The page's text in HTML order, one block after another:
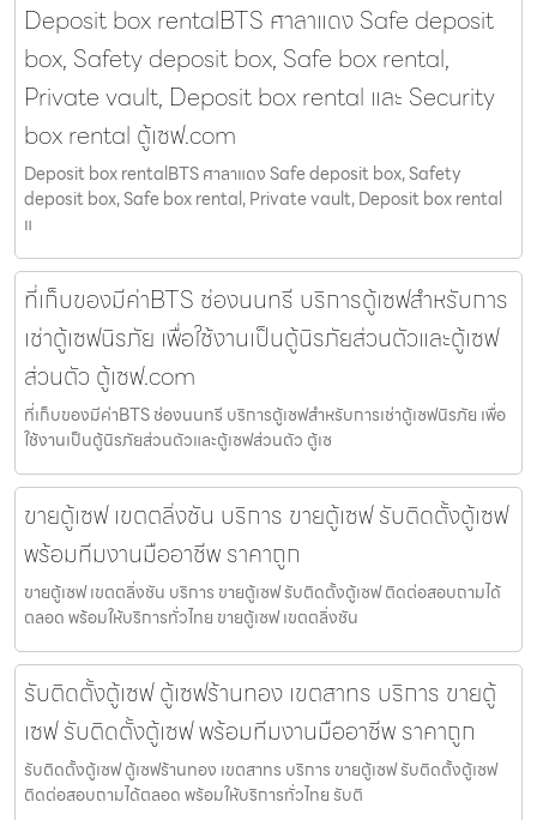
Deposit box rentalBTS ศาลาแดง Safe deposit
box, Safety deposit box, Safe box rental,
Private vault, Deposit box rental และ Security
box rental ตู้เซฟ.com
Deposit box rentalBTS ศาลาแดง Safe deposit box, Safety
deposit box, Safe box rental, Private vault, Deposit box rental
แ
ที่เก็บของมีค่าBTS ช่องนนทรี บริการตู้เซฟสำหรับการ
เช่าตู้เซฟนิรภัย เพื่อใช้งานเป็นตู้นิรภัยส่วนตัวและตู้เซฟ
ส่วนตัว ตู้เซฟ.com
ที่เก็บของมีค่าBTS ช่องนนทรี บริการตู้เซฟสำหรับการเช่าตู้เซฟนิรภัย เพื่อ
ใช้งานเป็นตู้นิรภัยส่วนตัวและตู้เซฟส่วนตัว ตู้เซ
ขายตู้เซฟ เขตตลิ่งชัน บริการ ขายตู้เซฟ รับติดตั้งตู้เซฟ
พร้อมทีมงานมืออาชีพ ราคาถูก
ขายตู้เซฟ เขตตลิ่งชัน บริการ ขายตู้เซฟ รับติดตั้งตู้เซฟ ติดต่อสอบถามได้
ตลอด พร้อมให้บริการทั่วไทย ขายตู้เซฟ เขตตลิ่งชัน
รับติดตั้งตู้เซฟ ตู้เซฟร้านทอง เขตสาทร บริการ ขายตู้
เซฟ รับติดตั้งตู้เซฟ พร้อมทีมงานมืออาชีพ ราคาถูก
รับติดตั้งตู้เซฟ ตู้เซฟร้านทอง เขตสาทร บริการ ขายตู้เซฟ รับติดตั้งตู้เซฟ
ติดต่อสอบถามได้ตลอด พร้อมให้บริการทั่วไทย รับติ